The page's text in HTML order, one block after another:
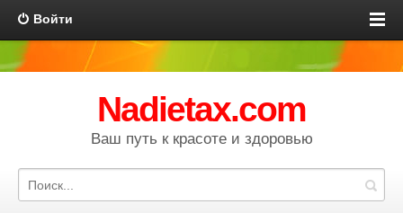
Войти
Nadietax.com
Ваш путь к красоте и здоровью